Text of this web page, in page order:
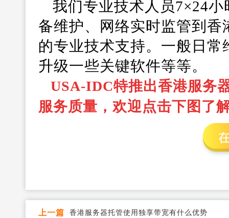
我们专业技术人员7×24
备维护、网络实时监管到
的专业技术支持。一般日
升级一些关键软件等等。
USA-IDC特推出香港服务
服务质量，欢迎点击下图了
上一篇 香港服务器托管使用独享带宽有什么优势